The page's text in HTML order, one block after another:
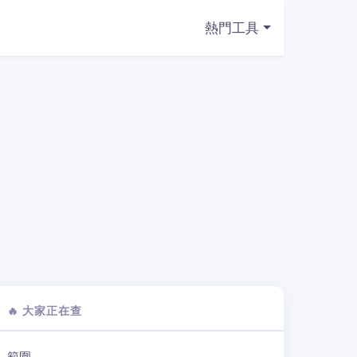
熱門工具
🔥 大家正在查